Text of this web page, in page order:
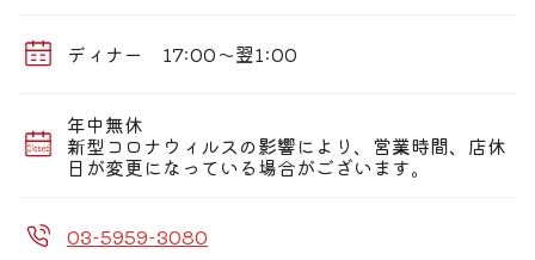
夢コース(全8品) 4,000円
舞コース(全9品) 5,000円
おります。
■席情報■
なデート利用に！
ディナー 17:00〜翌1:00
年中無休
新型コロナウィルスの影響により、営業時間、店休
日が変更になっている場合がございます。
03-5959-3080